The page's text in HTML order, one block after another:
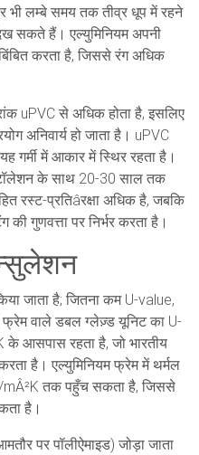
भी लम्बे समय तक तीव्र धूप में रहने
सकते हैं। एल्युमिनियम अपनी
करता है, जिससे रंग अधिक
uPVC से अधिक होता है, इसलिए
अनिवार्य हो जाता है। uPVC
गर्मी में आकार में स्थिर रहता है।
के साथ 20-30 साल तक
रस्ट-प्रतिâरक्षा अधिक है, जबकि
की गुणवत्ता पर निर्भर करता है।
जाता है; जितना कम U-value,
वाले डबल ग्लेज़्ड यूनिट का U-
आसपास रहता है, जो भारतीय
करता है। एल्युमिनियम फ्रेम में थर्मल
mÂ²K तक पहुँच सकता है, जिससे
है।
पर पॉलीऐमाइड) जोड़ा जाता